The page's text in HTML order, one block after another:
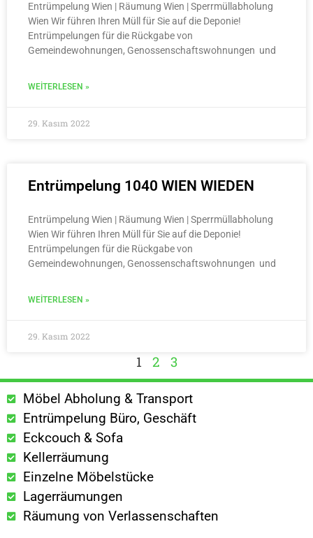
Entrümpelung Wien | Räumung Wien | Sperrmüllabholung
Wien Wir führen Ihren Müll für Sie auf die Deponie!
Entrümpelungen für die Rückgabe von
Gemeindewohnungen, Genossenschaftswohnungen und
WEITERLESEN »
29. Kasım 2022
Entrümpelung 1040 WIEN WIEDEN
Entrümpelung Wien | Räumung Wien | Sperrmüllabholung
Wien Wir führen Ihren Müll für Sie auf die Deponie!
Entrümpelungen für die Rückgabe von
Gemeindewohnungen, Genossenschaftswohnungen und
WEITERLESEN »
29. Kasım 2022
1 2 3
Möbel Abholung & Transport
Entrümpelung Büro, Geschäft
Eckcouch & Sofa
Kellerräumung
Einzelne Möbelstücke
Lagerräumungen
Räumung von Verlassenschaften